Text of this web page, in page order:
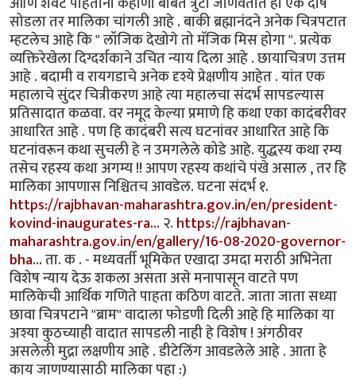
सोडला तर मालिका चांगली आहे . बाकी ब्रह्मानंदने अनेक चित्रपटात
म्हटलेच आहे कि " लॉजिक देखोगे तो मॅजिक मिस होगा ". प्रत्येक
व्यक्तिरेखेला दिग्दर्शकाने उचित न्याय दिला आहे . छायाचित्रण उत्तम
आहे . बदामी व रायगडाचे अनेक दृश्ये प्रेक्षणीय आहेत . यांत एक
महालाचे सुंदर चित्रीकरण आहे त्या महालचा संदर्भ सापडल्यास
प्रतिसादात कळवा. वर नमूद केल्या प्रमाणे हि कथा एका कादंबरीवर
आधारित आहे . पण हि कादंबरी सत्य घटनांवर आधारित आहे कि
घटनांवरून कथा सुचली हे न उमगलेले कोडे आहे. युद्धस्य कथा रम्य
तसेच रहस्य कथा अगम्य !! आपण रहस्य कथांचे पंखे असाल , तर हि
मालिका आपणास निश्चितच आवडेल. घटना संदर्भ १.
https://rajbhavan-maharashtra.gov.in/en/president-
kovind-inaugurates-ra…२.https://rajbhavan-
maharashtra.gov.in/en/gallery/16-08-2020-governor-
bha…ता. क . - मध्यवर्ती भूमिकेत एखादा उमदा मराठी अभिनेता
विशेष न्याय देऊ शकला असता असे मनापासून वाटते पण
मालिकेची आर्थिक गणिते पाहता कठिण वाटते. जाता जाता सध्या
छावा चित्रपटाने "ब्राम" वादाला फोडणी दिली आहे हि मालिका या
अश्या कुठच्याही वादात सापडली नाही हे विशेष ! अंगठीवर
असलेली मुद्रा लक्षणीय आहे . डीटेलिंग आवडलेले आहे . आता हे
काय जाणण्यासाठी मालिका पहा :)